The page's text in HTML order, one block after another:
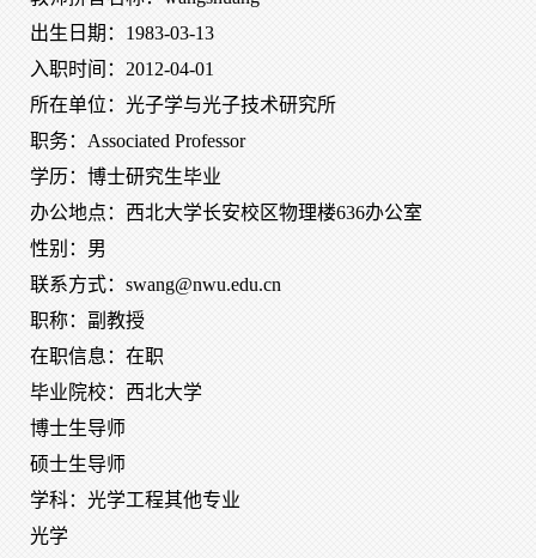
出生日期：1983-03-13
入职时间：2012-04-01
所在单位：光子学与光子技术研究所
职务：Associated Professor
学历：博士研究生毕业
办公地点：西北大学长安校区物理楼636办公室
性别：男
联系方式：swang@nwu.edu.cn
职称：副教授
在职信息：在职
毕业院校：西北大学
博士生导师
硕士生导师
学科：光学工程其他专业
光学